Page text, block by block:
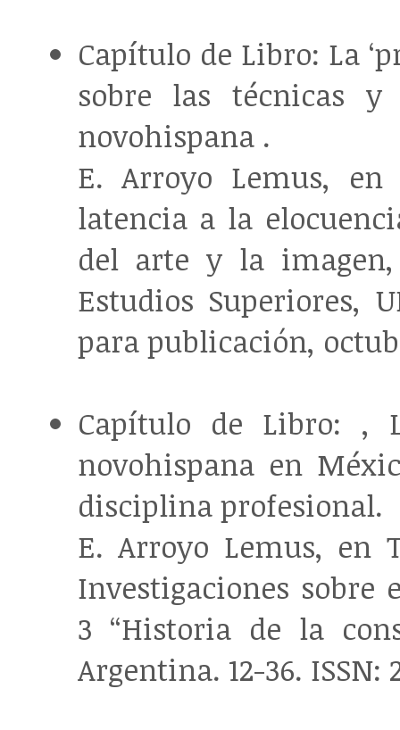
Capítulo de Libro: La
sobre las técnicas
novohispana .
E. Arroyo Lemus,
latencia a la
del arte y la imagen,
Estudios Superiores,
para publicación,
Capítulo de Libro: ,
novohispana en
disciplina profesional.
E. Arroyo Lemus, en
Investigaciones
3 “Historia de la
Argentina. 12-36. ISSN: